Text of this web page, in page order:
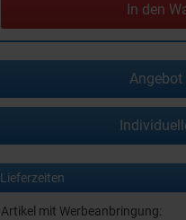
In den
Angebot
Lieferzeiten
Artikel mit Werbeanbringung: